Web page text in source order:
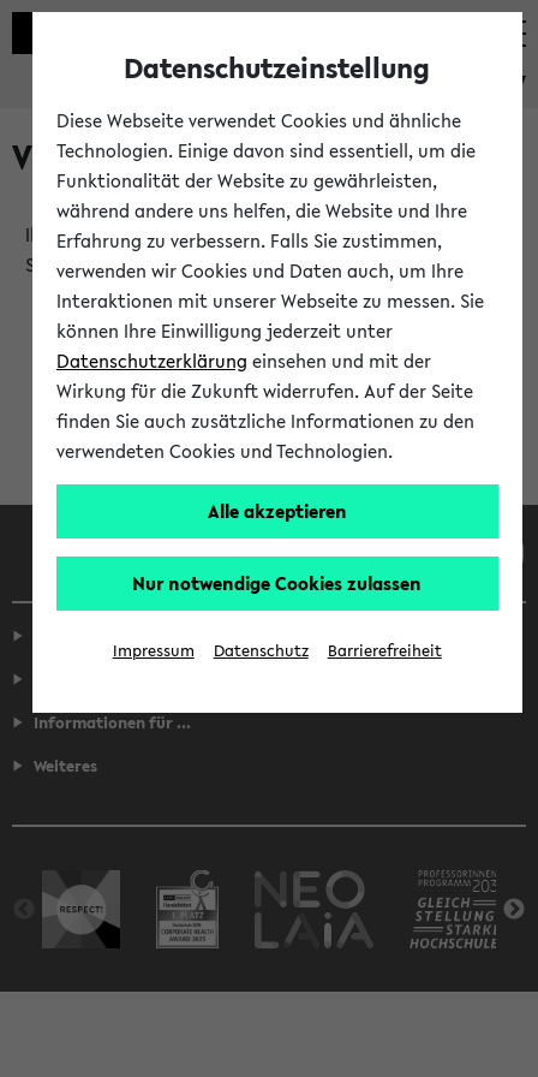
eKVV
Verlauf
Ihr Verlauf ist leer. Er wird sich im Verlauf Ihrer eKVV
Sitzung füllen.
Informationen für ...
Weiteres
Datenschutzeinstellung
Diese Webseite verwendet Cookies und ähnliche
Technologien. Einige davon sind essentiell, um die
Funktionalität der Website zu gewährleisten,
während andere uns helfen, die Website und Ihre
Erfahrung zu verbessern. Falls Sie zustimmen,
verwenden wir Cookies und Daten auch, um Ihre
Interaktionen mit unserer Webseite zu messen. Sie
können Ihre Einwilligung jederzeit unter
Datenschutzerklärung einsehen und mit der
Wirkung für die Zukunft widerrufen. Auf der Seite
finden Sie auch zusätzliche Informationen zu den
verwendeten Cookies und Technologien.
Alle akzeptieren
Nur notwendige Cookies zulassen
Impressum Datenschutz Barrierefreiheit